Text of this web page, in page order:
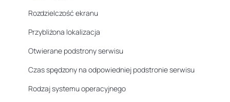
Rozdzielczość ekranu
Przybliżona lokalizacja
Otwierane podstrony serwisu
Czas spędzony na odpowiedniej podstronie serwisu
Rodzaj systemu operacyjnego